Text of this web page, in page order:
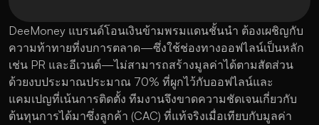
DeeMoney แบรนด์โอนเงินข้ามพรมแดนชั้นนำ ต้องเผชิญกับ
ความท้าทายที่งบการตลาด—ซึ่งใช้ช่องทางออฟไลน์เป็นหลัก
เช่น PR และอีเวนต์—ไม่สามารถสร้างมูลค่าได้ตามสัดส่วน
ด้วยงบประมาณประมาณ 70% ที่ผูกไว้กับออฟไลน์และ
แคมเปญที่เน้นการติดตั้ง ทีมงานจึงขาดความชัดเจนเกี่ยวกับ
ต้นทุนการได้มาซึ่งลูกค้า (CAC) ที่แท้จริงเมื่อเทียบกับมูลค่า